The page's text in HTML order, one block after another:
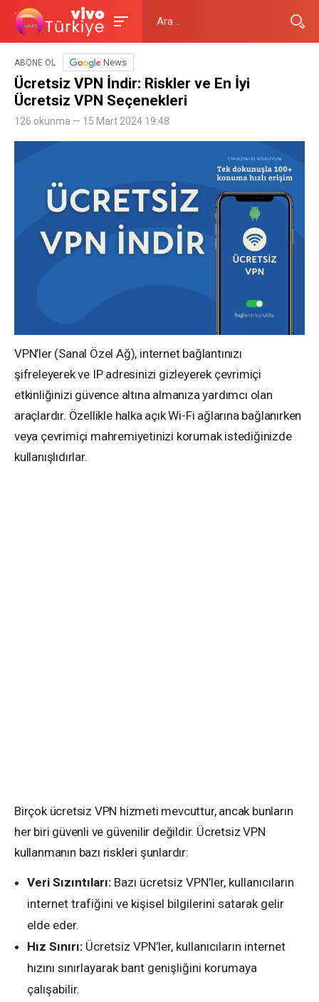
ABONE OL News
Ücretsiz VPN İndir: Riskler ve En İyi
Ücretsiz VPN Seçenekleri
126 okunma — 15 Mart 2024 19:48
VPN’ler (Sanal Özel Ağ), internet bağlantınızı
şifreleyerek ve IP adresinizi gizleyerek çevrimiçi
etkinliğinizi güvence altına almanıza yardımcı olan
araçlardır. Özellikle halka açık Wi-Fi ağlarına bağlanırken
veya çevrimiçi mahremiyetinizi korumak istediğinizde
kullanışlıdırlar.
Birçok ücretsiz VPN hizmeti mevcuttur, ancak bunların
her biri güvenli ve güvenilir değildir. Ücretsiz VPN
kullanmanın bazı riskleri şunlardır:
Veri Sızıntıları: Bazı ücretsiz VPN’ler, kullanıcıların
internet trafiğini ve kişisel bilgilerini satarak gelir
elde eder.
Hız Sınırı: Ücretsiz VPN’ler, kullanıcıların internet
hızını sınırlayarak bant genişliğini korumaya
çalışabilir.